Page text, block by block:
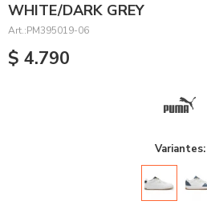
WHITE/DARK GREY
PM395019-06
$ 4.790
Variantes: